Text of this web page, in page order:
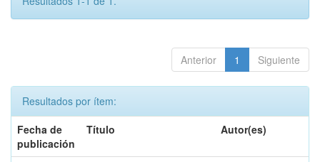
Anterior 1 Siguiente
Resultados por ítem:
Fecha de
publicación
Título Autor(es)